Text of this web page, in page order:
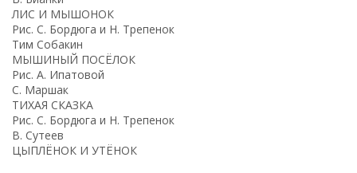
ЛИС И МЫШОНОК
Рис. С. Бордюга и Н. Трепенок
Тим Собакин
МЫШИНЫЙ ПОСЁЛОК
Рис. А. Ипатовой
С. Маршак
ТИХАЯ СКАЗКА
Рис. С. Бордюга и Н. Трепенок
В. Сутеев
ЦЫПЛЁНОК И УТЁНОК